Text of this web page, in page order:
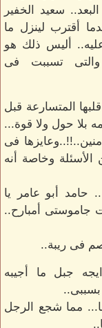
سعيد الخفير
أقترب لينزل ما
أليس ذلك هو
والتى تسببت فى
المتسارعة قبل
بلا حول ولا قوة...
فى
وخاصة أنه
أبو عامر يا
جاموستى أمبارح..
فى ريبة..
جبل ما أجيبه
بسببى..
مما شجع الرجل